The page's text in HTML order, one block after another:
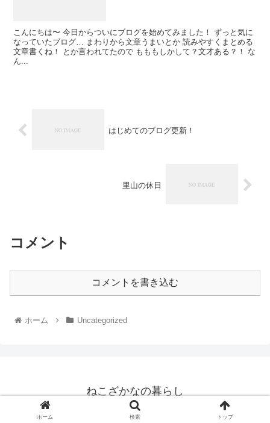
こんにちは〜 今日からついにブログを始めてみました！ ずっと気に
なっていたブログ… まわりから文章うまいとか 読みやすくまとめる
文章書くね！ とか言われてたので もももしかして？文才ある？！ な
ん...
はじめてのブログ更新！
里山の休日
コメント
コメントを書き込む
ホーム Uncategorized
ねこざかなの暮らし
© 2025 ねこざかなの暮らし.
ホーム 検索 トップ